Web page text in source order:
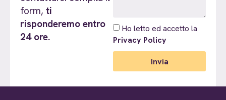
form, ti
risponderemo entro
24 ore.
Ho letto ed accetto la
Privacy Policy
Invia